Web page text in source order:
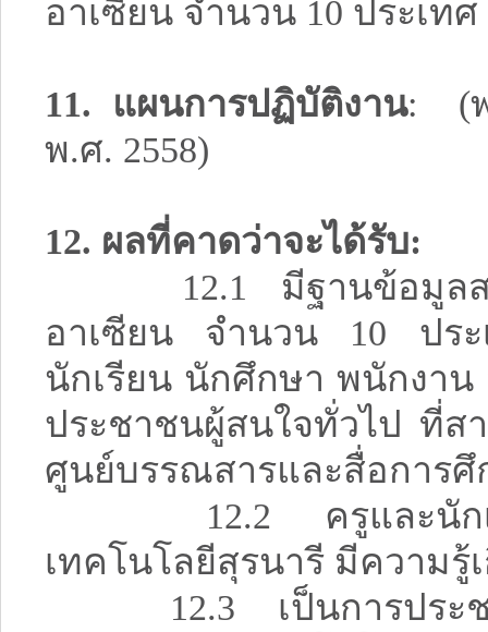
อาเซียน จำนวน 10 ป
11. แผนการปฏิบัติงาน: (พ
พ.ศ. 2558)
12. ผลที่คาดว่าจะได้รับ:
12.1 มีฐานข้อมูลสาร
อาเซียน จำนวน 10 ปร
นักเรียน นักศึกษา พนักงาน
ประชาชนผู้สนใจทั่วไป ที่ส
ศูนย์บรรณสารและสื่อการ
12.2 ครูและนักเรียน
เทคโนโลยีสุรนารี มีความ
12.3 เป็นการประชาสั